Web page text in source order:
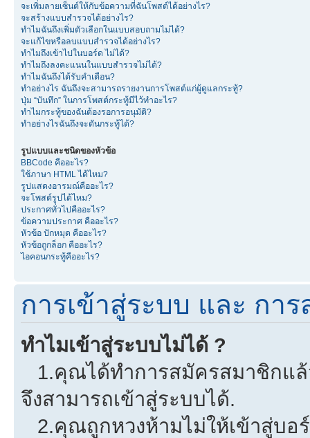
จะเพิ่มลายเซ็นต์ให้กับข้อความที่ฉันโพสต์ได้อย่างไร?
จะสร้างแบบสำรวจได้อย่างไร?
ทำไมฉันถึงเพิ่มตัวเลือกในแบบสอบถามไม่ได้?
จะแก้ไขหรือลบแบบสำรวจได้อย่างไร?
ทำไมถึงเข้าไปในบอร์ด ไม่ได้?
ทำไมถึงลงคะแนนในแบบสำรวจไม่ได้?
ทำไมฉันถึงได้รับคำเตือน?
ทำอย่างไร ฉันถึงจะสามารถรายงานการโพสต์แก่ผู้ดูแลกระทู้?
ปุ่ม “บันทึก” ในการโพสต์กระทู้มีไว้ทำอะไร?
ทำไมกระทู้ของฉันต้องรอการอนุมัติ?
ทำอย่างไรฉันถึงจะดันกระทู้ได้?
รูปแบบและชนิดของหัวข้อ
BBCode คืออะไร?
ใช้ภาษา HTML ได้ไหม?
รูปแสดงอารมณ์คืออะไร?
จะโพสต์รูปได้ไหม?
ประกาศทั่วไปคืออะไร?
ข้อความประกาศ คืออะไร?
หัวข้อ ปักหมุด คืออะไร?
หัวข้อถูกล็อก คืออะไร?
ไอคอนกระทู้คืออะไร?
การเข้าสู่ระบบ และ กา
ทำไมเข้าสู่ระบบไม่ได้ ?
1.คุณได้ทำการสมัครสมาชิกแ
จึงสามารถเข้าสู่ระบบได้.
2.คุณถูกหวงห้ามไม่ให้เข้าสู่บอ